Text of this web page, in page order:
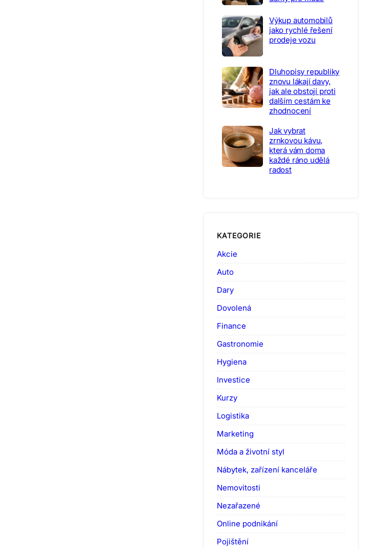
Výkup automobilů
jako rychlé řešení
prodeje vozu
Dluhopisy republiky
znovu lákají davy,
jak ale obstojí proti
dalším cestám ke
zhodnocení
Jak vybrat
zrnkovou kávu,
která vám doma
každé ráno udělá
radost
KATEGORIE
Akcie
Auto
Dary
Dovolená
Finance
Gastronomie
Hygiena
Investice
Kurzy
Logistika
Marketing
Móda a životní styl
Nábytek, zařízení kanceláře
Nemovitosti
Nezařazené
Online podnikání
Pojištění